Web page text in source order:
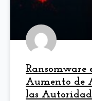
Aumento de
las